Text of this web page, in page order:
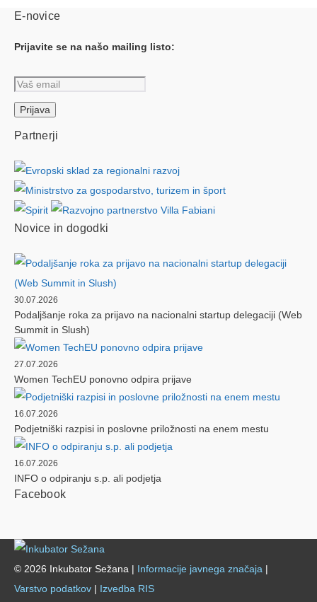
E-novice
Prijavite se na našo mailing listo:
Partnerji
Novice in dogodki
30.07.2026
Podaljšanje roka za prijavo na nacionalni startup delegaciji (Web
Summit in Slush)
27.07.2026
Women TechEU ponovno odpira prijave
16.07.2026
Podjetniški razpisi in poslovne priložnosti na enem mestu
16.07.2026
INFO o odpiranju s.p. ali podjetja
Facebook
© 2026 Inkubator Sežana | Informacije javnega značaja |
Varstvo podatkov| Izvedba RIS